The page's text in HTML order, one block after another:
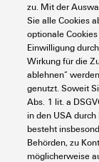
zu. Mit der
Sie alle Cookies
optionale
Einwilligung
Wirkung für die
ablehnen“
genutzt. Soweit
Abs. 1 lit. a
in den USA
besteht
Behörden, zu
möglicherweise